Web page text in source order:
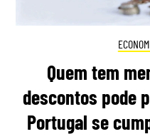
Quem tem
descontos pode
Portugal se